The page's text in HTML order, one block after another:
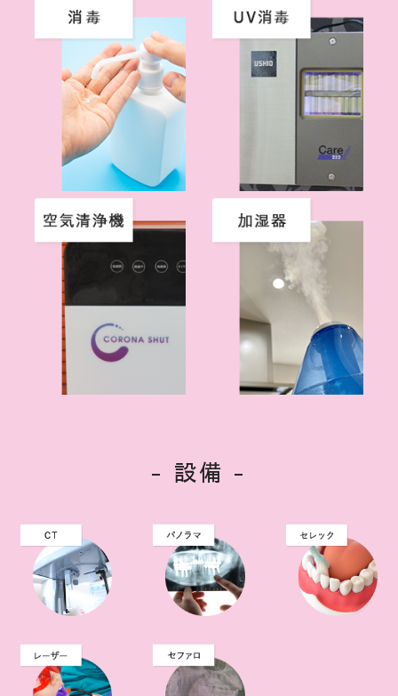
- 設備 -